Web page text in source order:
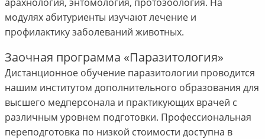
модулях абитуриенты изучают лечение и
профилактику заболеваний животных.
Заочная программа «Паразитология»
Дистанционное обучение паразитологии проводится
нашим институтом дополнительного образования для
высшего медперсонала и практикующих врачей с
различным уровнем подготовки. Профессиональная
переподготовка по низкой стоимости доступна в